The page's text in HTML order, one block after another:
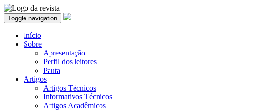
Toggle navigation
Início
Sobre
Apresentação
Perfil dos leitores
Pauta
Artigos
Artigos Técnicos
Informativos Técnicos
Artigos Acadêmicos